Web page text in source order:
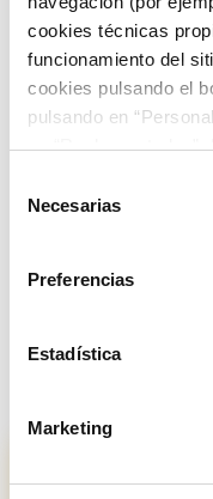
cookies técnicas
funcionamiento del
cookies pulsando el
pulsando en
en “Rechazar
Necesarias
Preferencias
Estadística
Marketing
Nº Asientos
5
Más de